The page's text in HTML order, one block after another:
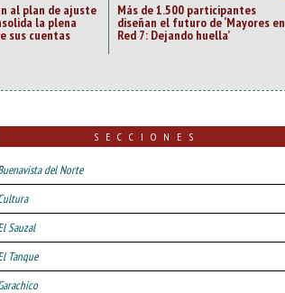
al plan de ajuste
la plena
sus cuentas
Más de 1.500 participantes
diseñan el futuro de ‘Mayores en
Red 7: Dejando huella’
SECCIONES
del Norte
Sauzal
Tanque